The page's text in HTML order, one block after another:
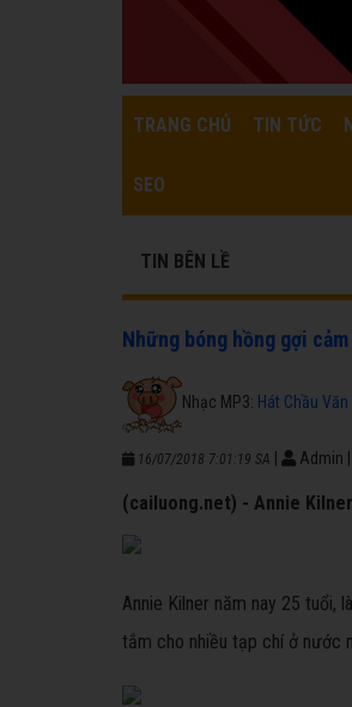
TRANG CHỦ TIN TỨC
SEO
TIN BÊN LỀ
Những bóng hồng gợi
Nhạc MP3: Hát Chầu Văn
16/07/2018 7:01:19 SA Admin
(cailuong.net) - Annie
Annie Kilner năm nay 25 tuổi,
tắm cho nhiều tạp chí ở nước